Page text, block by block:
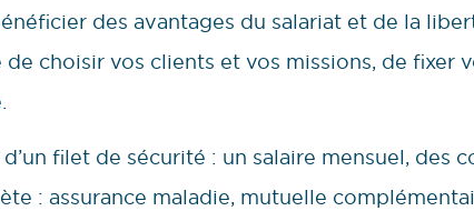
des avantages du salariat et de la
de choisir vos clients et vos missions, de fixer
filet de sécurité : un salaire mensuel, des
: assurance maladie, mutuelle